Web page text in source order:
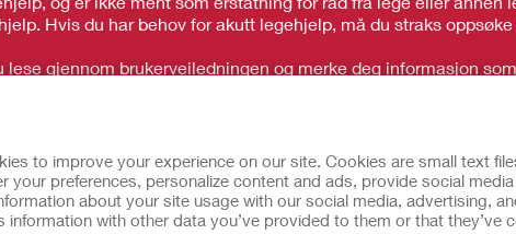
to improve your experience on our site. Cookies are small text
your preferences, personalize content and ads, provide social
about your site usage with our social media, advertising,
information with other data you’ve provided to them or that they’ve
Hvis du har behov for akutt legehjelp, må du straks
lese gjennom brukerveiledningen og merke deg informasjon